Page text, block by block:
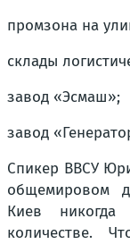
промзона на
склады
завод «Эсмаш»;
завод
Спикер ВВСУ
общемировом
Киев
количестве.